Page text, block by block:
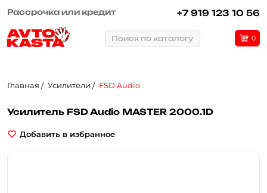
Рассрочка или кредит +7 919 123 10 56
Поиск по каталогу 0
Главная Усилители FSD Audio
Усилитель FSD Audio MASTER 2000.1D
Добавить в избранное